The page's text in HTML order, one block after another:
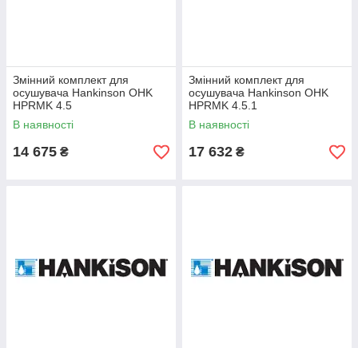
Змінний комплект для
осушувача Hankinson OHK
HPRMK 4.5
В наявності
14 675 ₴
Змінний комплект для
осушувача Hankinson OHK
HPRMK 4.5.1
В наявності
17 632 ₴